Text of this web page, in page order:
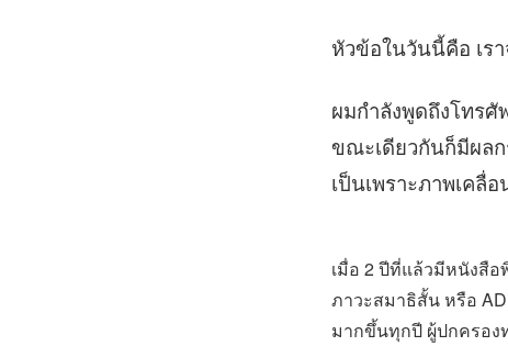
หัวข้อในวันนี้คือ เร
ผมกำลังพูดถึงโทร
ขณะเดียวกันก็มีผล
เป็นเพราะภาพเคลื่
เมื่อ 2 ปีที่แล้วมีหนังสื
ภาวะสมาธิสั้น หรือ
มากขึ้นทุกปี ผู้ปกครอง